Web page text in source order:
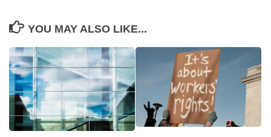
YOU MAY ALSO LIKE...